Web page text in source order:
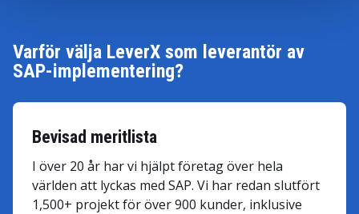
Varför välja LeverX som leverantör av
SAP-implementering?
Bevisad meritlista
I över 20 år har vi hjälpt företag över hela
världen att lyckas med SAP. Vi har redan slutfört
1,500+ projekt för över 900 kunder, inklusive